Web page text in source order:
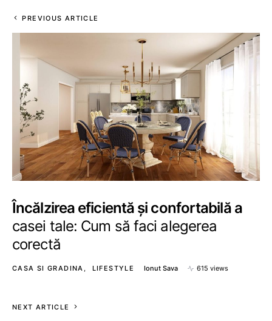
PREVIOUS ARTICLE
Încălzirea eficientă și confortabilă a
casei tale: Cum să faci alegerea
corectă
CASA SI GRADINA LIFESTYLE Ionut Sava 615 views
NEXT ARTICLE